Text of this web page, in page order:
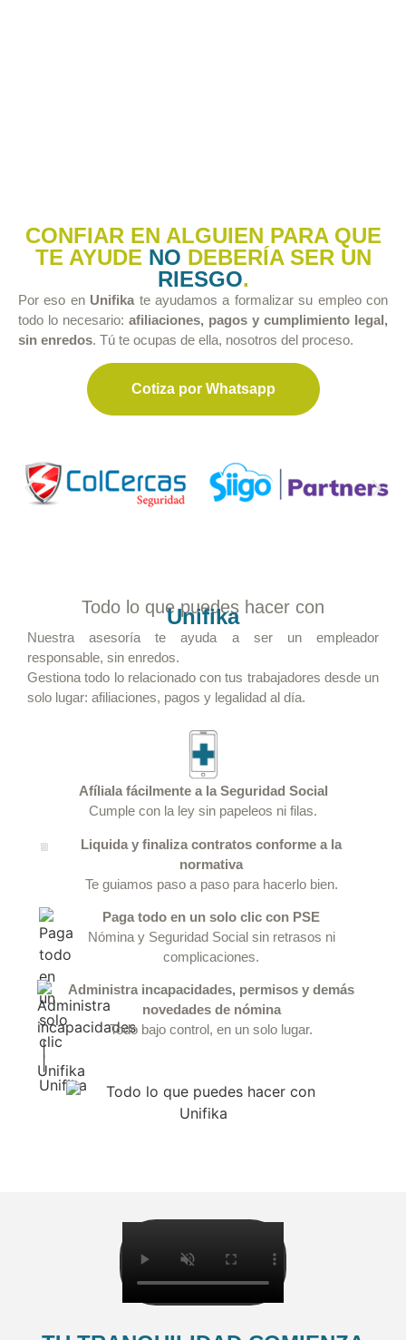
CONFIAR EN ALGUIEN PARA QUE
TE AYUDE NO DEBERÍA SER UN
RIESGO.
Por eso en Unifika te ayudamos a formalizar su empleo con
todo lo necesario: afiliaciones, pagos y cumplimiento legal,
sin enredos. Tú te ocupas de ella, nosotros del proceso.
Cotiza por Whatsapp
Todo lo que puedes hacer con
Unifika
Nuestra asesoría te ayuda a ser un empleador
responsable, sin enredos.
Gestiona todo lo relacionado con tus trabajadores desde un
solo lugar: afiliaciones, pagos y legalidad al día.
Afíliala fácilmente a la Seguridad Social
Cumple con la ley sin papeleos ni filas.
Liquida y finaliza contratos conforme a la
normativa
Te guiamos paso a paso para hacerlo bien.
Paga todo en un solo clic con PSE
Nómina y Seguridad Social sin retrasos ni
complicaciones.
Administra incapacidades, permisos y demás
novedades de nómina
Todo bajo control, en un solo lugar.